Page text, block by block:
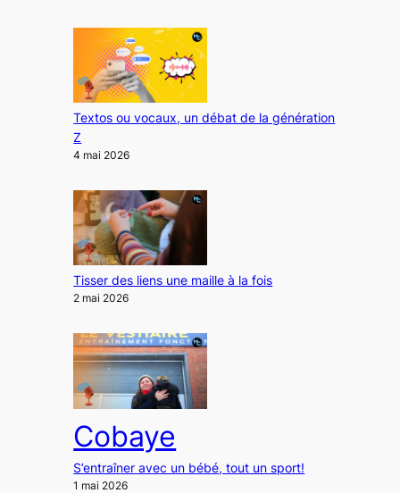
Textos ou vocaux, un débat de la génération
Z
4 mai 2026
Tisser des liens une maille à la fois
2 mai 2026
Cobaye
S’entraîner avec un bébé, tout un sport!
1 mai 2026